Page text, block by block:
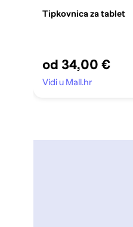
Tipkovnica za tablet
od 34,00 €
Vidi u Mall.hr